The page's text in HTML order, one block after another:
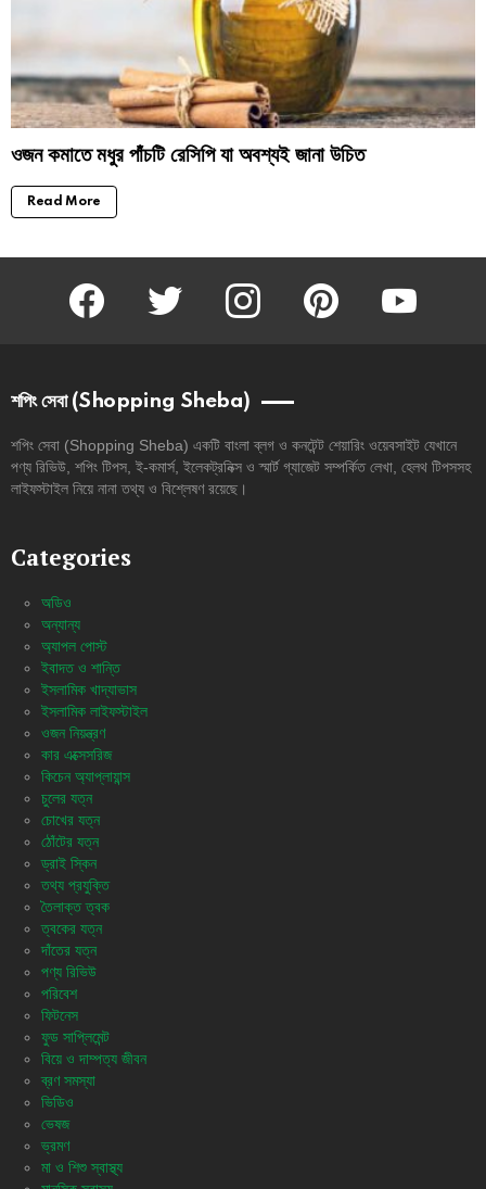
ওজন কমাতে মধুর পাঁচটি রেসিপি যা অবশ্যই জানা উচিত
Read More
facebook twitter instagram pinterest
শপিং সেবা (Shopping Sheba)
শপিং সেবা (Shopping Sheba) একটি বাংলা ব্লগ ও কনটেন্ট শেয়ারিং ওয়েবসাইট যেখানে
পণ্য রিভিউ, শপিং টিপস, ই-কমার্স, ইলেকট্রনিক্স ও স্মার্ট গ্যাজেট সম্পর্কিত লেখা, হেলথ টিপসসহ
লাইফস্টাইল নিয়ে নানা তথ্য ও বিশ্লেষণ রয়েছে।
Categories
অডিও
অন্যান্য
অ্যাপল পোস্ট
ইবাদত ও শান্তি
ইসলামিক খাদ্যাভাস
ইসলামিক লাইফস্টাইল
ওজন নিয়ন্ত্রণ
কার এক্সেসরিজ
কিচেন অ্যাপ্লায়ান্স
চুলের যত্ন
চোখের যত্ন
ঠোঁটের যত্ন
ড্রাই স্কিন
তথ্য প্রযুক্তি
তৈলাক্ত ত্বক
ত্বকের যত্ন
দাঁতের যত্ন
পণ্য রিভিউ
পরিবেশ
ফিটনেস
ফুড সাপ্লিমেন্ট
বিয়ে ও দাম্পত্য জীবন
ব্রণ সমস্যা
ভিডিও
ভেষজ
ভ্রমণ
মা ও শিশু স্বাস্থ্য